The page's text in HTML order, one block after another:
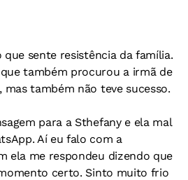
que sente resistência da família.
também procurou a irmã de
mas também não teve sucesso.
para a Sthefany e ela mal
Aí eu falo com a
ela me respondeu dizendo que
certo. Sinto muito frio